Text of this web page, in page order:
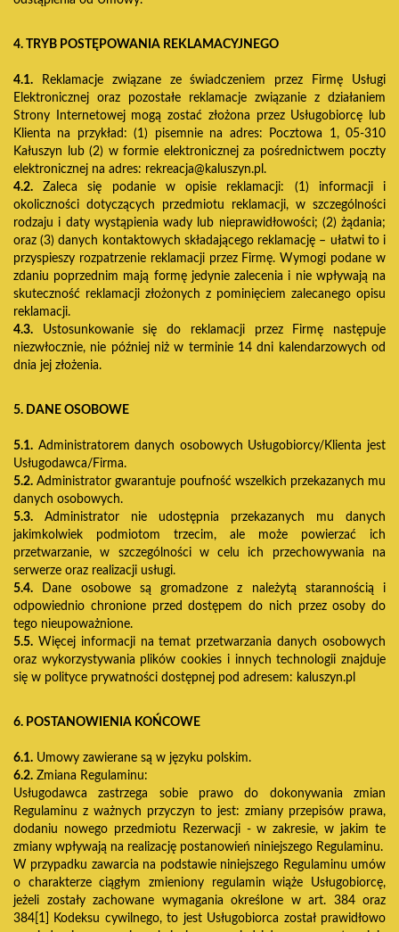
4. TRYB POSTĘPOWANIA REKLAMACYJNEGO
4.1. Reklamacje związane ze świadczeniem przez Firmę Usługi
Elektronicznej oraz pozostałe reklamacje związanie z działaniem
Strony Internetowej mogą zostać złożona przez Usługobiorcę lub
Klienta na przykład: (1) pisemnie na adres: Pocztowa 1, 05-310
Kałuszyn lub (2) w formie elektronicznej za pośrednictwem poczty
elektronicznej na adres: rekreacja@kaluszyn.pl .
4.2. Zaleca się podanie w opisie reklamacji: (1) informacji i
okoliczności dotyczących przedmiotu reklamacji, w szczególności
rodzaju i daty wystąpienia wady lub nieprawidłowości; (2) żądania;
oraz (3) danych kontaktowych składającego reklamację – ułatwi to i
przyspieszy rozpatrzenie reklamacji przez Firmę. Wymogi podane w
zdaniu poprzednim mają formę jedynie zalecenia i nie wpływają na
skuteczność reklamacji złożonych z pominięciem zalecanego opisu
reklamacji.
4.3. Ustosunkowanie się do reklamacji przez Firmę następuje
niezwłocznie, nie później niż w terminie 14 dni kalendarzowych od
dnia jej złożenia.
5. DANE OSOBOWE
5.1. Administratorem danych osobowych Usługobiorcy/Klienta jest
Usługodawca/Firma.
5.2. Administrator gwarantuje poufność wszelkich przekazanych mu
danych osobowych.
5.3. Administrator nie udostępnia przekazanych mu danych
jakimkolwiek podmiotom trzecim, ale może powierzać ich
przetwarzanie, w szczególności w celu ich przechowywania na
serwerze oraz realizacji usługi.
5.4. Dane osobowe są gromadzone z należytą starannością i
odpowiednio chronione przed dostępem do nich przez osoby do
tego nieupoważnione.
5.5. Więcej informacji na temat przetwarzania danych osobowych
oraz wykorzystywania plików cookies i innych technologii znajduje
się w polityce prywatności dostępnej pod adresem: kaluszyn.pl
6. POSTANOWIENIA KOŃCOWE
6.1. Umowy zawierane są w języku polskim.
6.2. Zmiana Regulaminu:
Usługodawca zastrzega sobie prawo do dokonywania zmian
Regulaminu z ważnych przyczyn to jest: zmiany przepisów prawa,
dodaniu nowego przedmiotu Rezerwacji - w zakresie, w jakim te
zmiany wpływają na realizację postanowień niniejszego Regulaminu.
W przypadku zawarcia na podstawie niniejszego Regulaminu umów
o charakterze ciągłym zmieniony regulamin wiąże Usługobiorcę,
jeżeli zostały zachowane wymagania określone w art. 384 oraz
384[1] Kodeksu cywilnego, to jest Usługobiorca został prawidłowo